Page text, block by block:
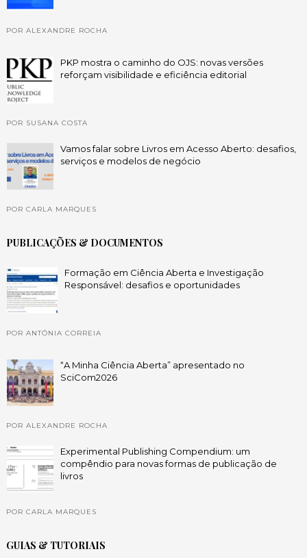
POR ALEXANDRE ROCHA
PKP mostra o caminho do OJS: novas versões
reforçam visibilidade e eficiência editorial
POR SUSANA COSTA
Vamos falar sobre Livros em Acesso Aberto: desafios,
serviços e modelos de negócio
POR CARLA MARQUES
PUBLICAÇÕES & DOCUMENTOS
Formação em Ciência Aberta e Investigação
Responsável: desafios e oportunidades
POR ANTÓNIA CORREIA
“A Minha Ciência Aberta” apresentado no
SciCom2026
POR ALEXANDRE ROCHA
Experimental Publishing Compendium: um
compêndio para novas formas de publicação de
livros
POR CARLA MARQUES
GUIAS & TUTORIAIS